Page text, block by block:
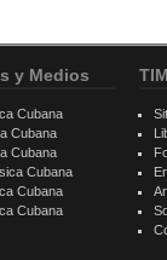
y Medios
Cubana
Cubana
Cubana
Cubana
Cubana
Cubana